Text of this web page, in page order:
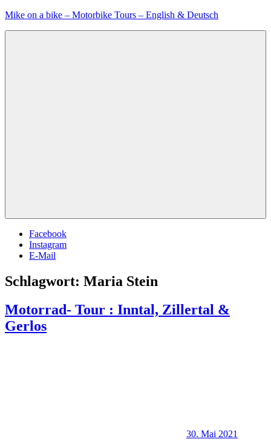
Zum
Mike on a bike – Motorbike Tours – English & Deutsch
Facebook
Instagram
E-Mail
Schlagwort: Maria Stein
Motorrad- Tour : Inntal, Zillertal &
Gerlos
30. Mai 2021